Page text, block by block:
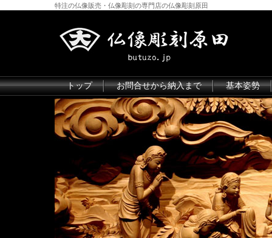
特注の仏像販売・仏像彫刻の専門店の仏像彫刻原田
トップ お問合せから納入まで 基本姿勢